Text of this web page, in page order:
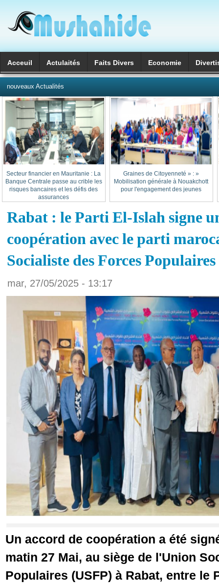
Acceuil Actulaités Faits Divers Economie
nouveaux Actualités
« Graines de Citoyenneté » :
Mobilisation générale à Nouakchott
pour l'engagement des jeunes
Secteur financier en Mauritanie : La
Banque Centrale passe au crible les
risques bancaires et les défis des
assurances
Rabat : le Parti El-Islah signe
coopération avec le parti
Socialiste des Forces
mar, 27/05/2025 - 13:17
Un accord de coopération a été
matin 27 Mai, au siège de l'Union
Populaires (USFP) à Rabat, entre le